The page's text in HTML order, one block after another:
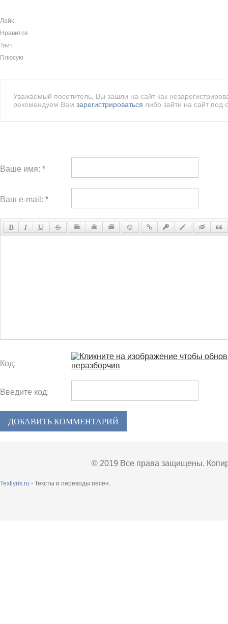
Лайк
Нравится
Твит
Плюсую
Уважаемый посетитель, Вы зашли на сайт как
рекомендуем Вам зарегистрироваться либо зайти на сайт
Ваше имя: *
Ваш e-mail: *
Код:
Введите код:
ДОБАВИТЬ КОММЕНТАРИЙ
© 2019 Все права защищены.
Textlyrik.ru - Тексты и переводы песен.